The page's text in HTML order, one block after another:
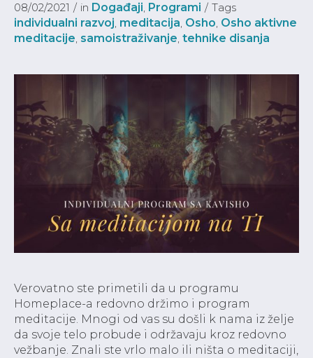
08/02/2021 in Događaji, Programi
Tags
individualni razvoj, meditacija, Osho, Osho aktivne
meditacije, samoistraživanje, tehnike disanja
Verovatno ste primetili da u programu
Homeplace-a redovno držimo i program
meditacije. Mnogi od vas su došli k nama iz želje
da svoje telo probude i održavaju kroz redovno
vežbanje. Znali ste vrlo malo ili ništa o meditaciji,